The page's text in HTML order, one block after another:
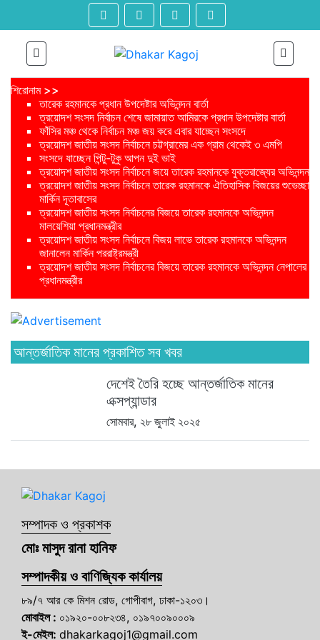
শিরোনাম >>
তারেক রহমানকে প্রধান উপদেষ্টার অভিনন্দন বার্তা
ত্রয়োদশ সংসদ নির্বাচন শেষে জামায়াত আমিরকে প্রধান উপদেষ্টার বার্তা
ফাঁসির মঞ্চ থেকে নির্বাচন মঞ্চ জয় করে এবার যাচ্ছেন সংসদে
ত্রয়োদশ জাতীয় সংসদ নির্বাচনে চট্টগ্রামের এক গ্রাম থেকেই ৩ এমপি
সংসদে যাচ্ছেন পিন্টু-টুকু আপন দুই ভাই
ত্রয়োদশ জাতীয় সংসদ নির্বাচনে জয়ে তারেক রহমানকে যুক্তরাজ্যের অভিনন্দন
ত্রয়োদশ জাতীয় সংসদ নির্বাচনে তারেক রহমানকে ঐতিহাসিক বিজয়ের শুভেচ্ছা
মার্কিন দূতাবাসের
ত্রয়োদশ জাতীয় সংসদ নির্বাচনের বিজয়ে তারেক রহমানকে অভিনন্দন
মালয়েশিয়া প্রধানমন্ত্রীর
ত্রয়োদশ জাতীয় সংসদ নির্বাচনে বিজয় লাভে তারেক রহমানকে অভিনন্দন
জানালেন মার্কিন পররাষ্ট্রমন্ত্রী
ত্রয়োদশ জাতীয় সংসদ নির্বাচনের বিজয়ে তারেক রহমানকে অভিনন্দন নেপালের
প্রধানমন্ত্রীর
আন্তর্জাতিক মানের প্রকাশিত সব খবর
দেশেই তৈরি হচ্ছে আন্তর্জাতিক মানের
এক্সপ্যান্ডার
সোমবার, ২৮ জুলাই ২০২৫
সম্পাদক ও প্রকাশক
মোঃ মাসুদ রানা হানিফ
সম্পাদকীয় ও বাণিজ্যিক কার্যালয়
৮৯/৭ আর কে মিশন রোড, গোপীবাগ, ঢাকা-১২০৩।
মোবাইল : ০১৯২০-০০৮২৩৪, ০১৯৭০০৯০০০৯
ই-মেইল: dhakarkagoj1@gmail.com